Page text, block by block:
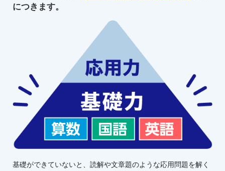
につきます。
基礎ができていないと、読解や文章題のような応用問題を解く